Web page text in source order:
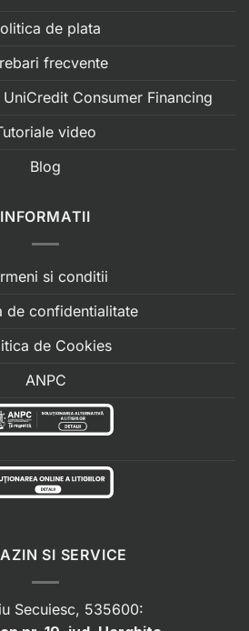
de plata
frecvente
Consumer Financing
video
Blog
INFORMATII
si conditii
de confidentialitate
de Cookies
ANPC
SI SERVICE
Secuiesc, 535600: